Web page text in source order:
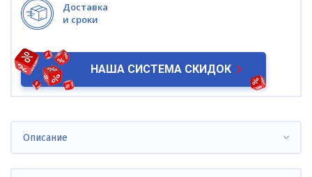
Доставка
и сроки
НАША СИСТЕМА СКИДОК
Описание